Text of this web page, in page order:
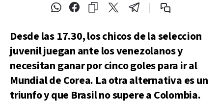
Desde las 17.30, los chicos de la seleccion
juvenil juegan ante los venezolanos y
necesitan ganar por cinco goles para ir al
Mundial de Corea. La otra alternativa es un
triunfo y que Brasil no supere a Colombia.